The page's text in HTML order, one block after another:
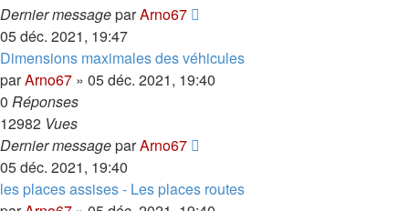
Dernier messageparArno67
05 déc. 2021, 19:47
Dimensions maximales des véhicules
parArno67 » 05 déc. 2021, 19:40
0 Réponses
12982 Vues
Dernier messageparArno67
05 déc. 2021, 19:40
les places assises - Les places routes